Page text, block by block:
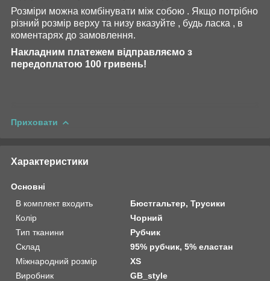
Розміри можна комбінувати між собою . Якщо потрібно
різний розмір верху та низу вказуйте , будь ласка , в
коментарях до замовлення.
Накладним платежем відправляємо з
передоплатою 100 гривень!
Приховати
Характеристики
Основні
В комплект входить
Бюстгальтер, Трусики
Колір
Чорний
Тип тканини
Рубчик
Склад
95% рубчик, 5% еластан
Міжнародний розмір
XS
Виробник
GB_style